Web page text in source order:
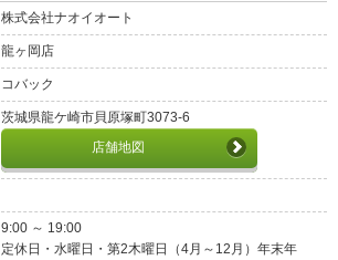
株式会社ナオイオート
龍ヶ岡店
コバック
茨城県龍ケ崎市貝原塚町3073-6
店舗地図
9:00 ～ 19:00
定休日・水曜日・第2木曜日（4月～12月）年末年